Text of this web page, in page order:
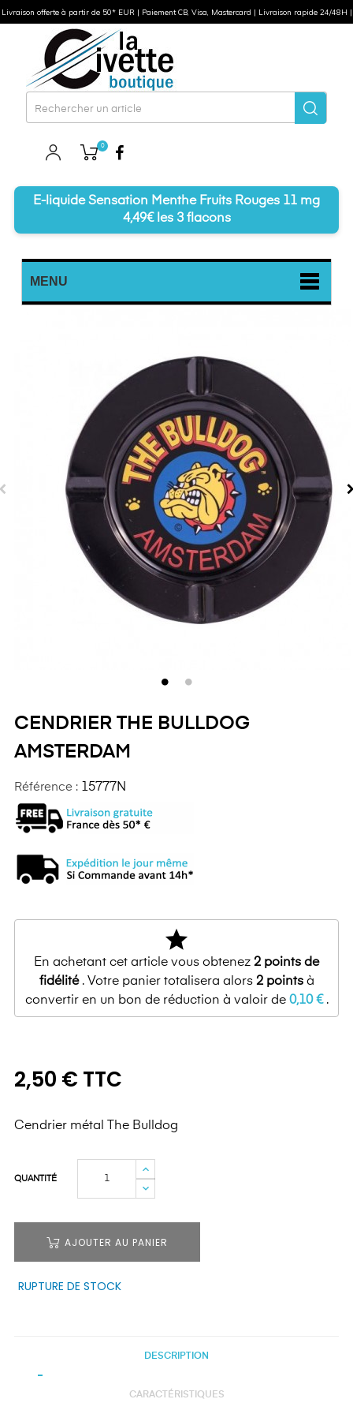
0
E-liquide Sensation Menthe Fruits Rouges 11 mg
4,49€ les 3 flacons
MENU
CENDRIER THE BULLDOG
AMSTERDAM
Référence : 15777N
star
En achetant cet article vous obtenez 2 points de
fidélité. Votre panier totalisera alors 2pointsà
convertir en un bon de réduction à valoir de 0,10 €.
2,50 € TTC
Cendrier métal The Bulldog
QUANTITÉ
AJOUTER AU PANIER
RUPTURE DE STOCK
DESCRIPTION
CARACTÉRISTIQUES
Livraison offerte à partir de 50* EUR | Paiement CB, Visa, Mastercard | Livraison rapide 24/48H |